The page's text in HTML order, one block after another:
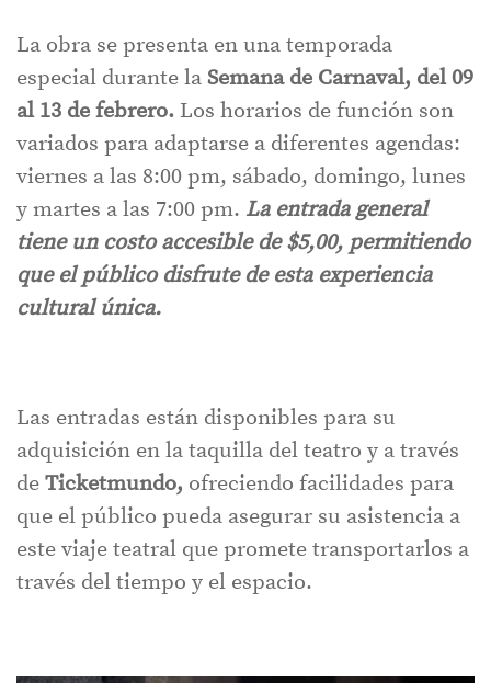
La obra se presenta en una temporada
especial durante la Semana de Carnaval, del 09
al 13 de febrero. Los horarios de función son
variados para adaptarse a diferentes agendas:
viernes a las 8:00 pm, sábado, domingo, lunes
y martes a las 7:00 pm. La entrada general
tiene un costo accesible de $5,00, permitiendo
que el público disfrute de esta experiencia
cultural única.
Las entradas están disponibles para su
adquisición en la taquilla del teatro y a través
de Ticketmundo, ofreciendo facilidades para
que el público pueda asegurar su asistencia a
este viaje teatral que promete transportarlos a
través del tiempo y el espacio.